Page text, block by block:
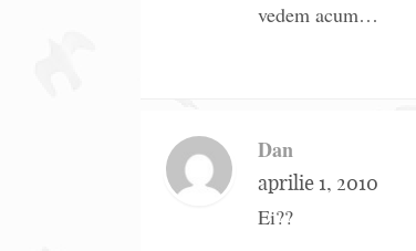
vedem acum…
Dan
aprilie 1, 2010
Ei??